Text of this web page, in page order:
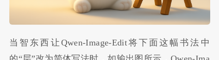
当智东西让Qwen-Image-Edit将下面这幅书法中